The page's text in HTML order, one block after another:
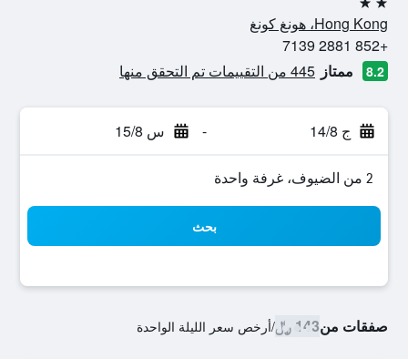
2 نجمتين
Hong Kong، هونغ كونغ
+852 2881 7139
8.2 ممتاز 445 من التقييمات تم التحقق منها
ج 14/8 - س 15/8
2 من الضيوف، غرفة واحدة
بحث
صفقات من143 ﷼ /أرخص سعر الليلة الواحدة